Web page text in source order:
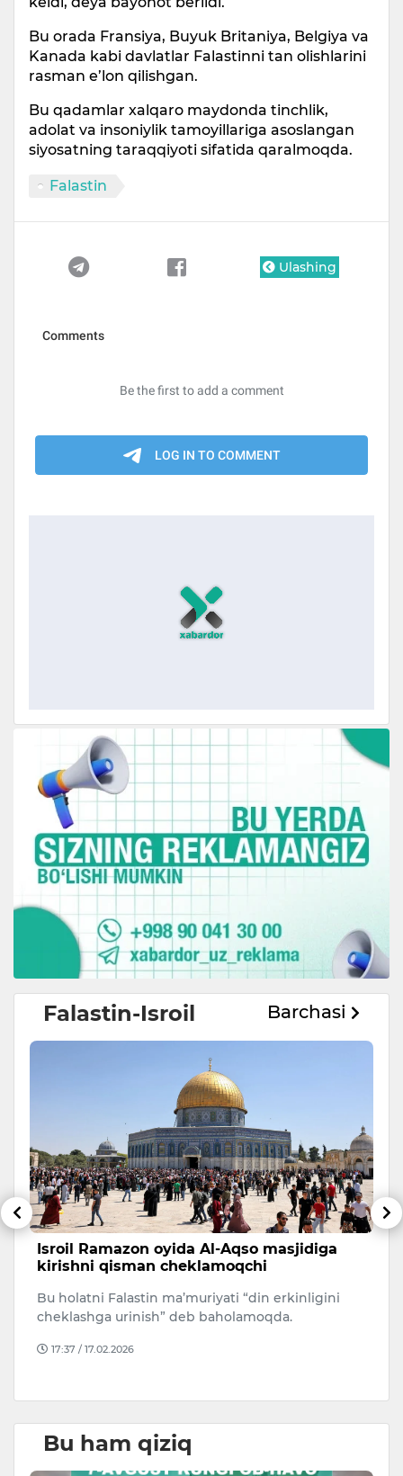
Bu orada Fransiya, Buyuk Britaniya, Belgiya va
Kanada kabi davlatlar Falastinni tan olishlarini
rasman e’lon qilishgan.
Bu qadamlar xalqaro maydonda tinchlik,
adolat va insoniylik tamoyillariga asoslangan
siyosatning taraqqiyoti sifatida qaralmoqda.
Falastin
Ulashing
Falastin-Isroil Barchasi
Isroil Ramazon oyida Al-Aqso masjidiga
kirishni qisman cheklamoqchi
Bu holatni Falastin ma’muriyati “din erkinligini
cheklashga urinish” deb baholamoqda.
17:37 / 17.02.2026
Bu ham qiziq